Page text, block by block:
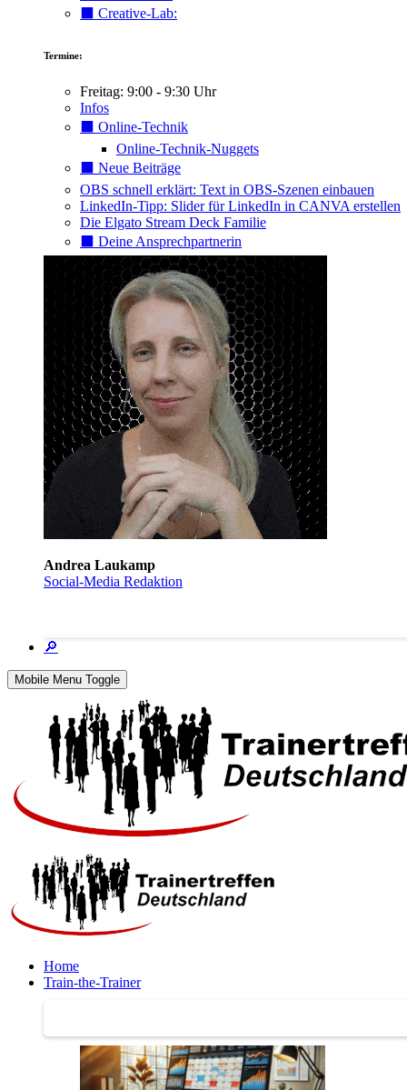
⬛️ Creative-Lab:
Termine:
Freitag: 9:00 - 9:30 Uhr
Infos
⬛️ Online-Technik
Online-Technik-Nuggets
⬛️ Neue Beiträge
OBS schnell erklärt: Text in OBS-Szenen einbauen
LinkedIn-Tipp: Slider für LinkedIn in CANVA erstellen
Die Elgato Stream Deck Familie
⬛️ Deine Ansprechpartnerin
Andrea Laukamp
Social-Media Redaktion
🔎
Mobile Menu Toggle
Home
Train-the-Trainer